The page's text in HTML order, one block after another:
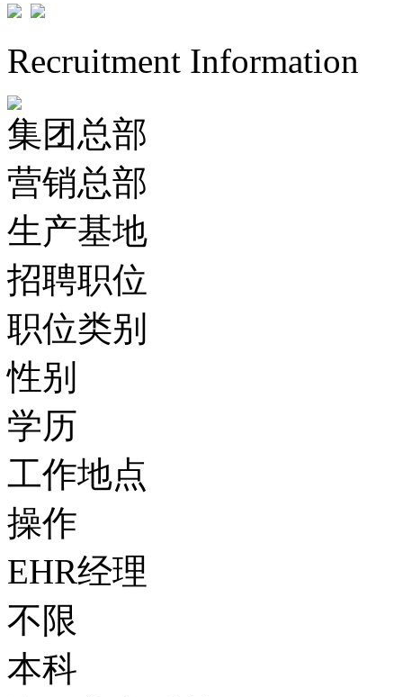
Recruitment Information
集团总部
营销总部
生产基地
招聘职位
职位类别
性别
学历
工作地点
操作
EHR经理
不限
本科